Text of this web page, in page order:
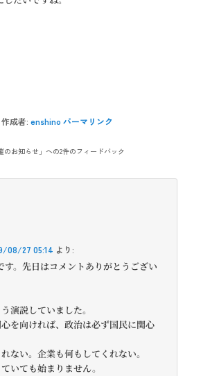
作成者:enshino パーマリンク
のお知らせ 」への2件のフィードバック
08/27 05:14 より:
す。先日はコメントありがとうござい
演説していました。
心を向ければ、政治は必ず国民に関心
ない。企業も何もしてくれない。
いても始まりません。